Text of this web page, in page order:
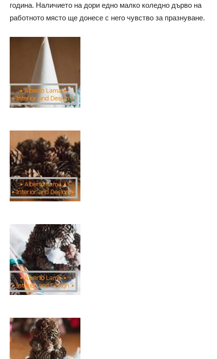
година. Наличието на дори едно малко коледно дърво на
работното място ще донесе с него чувство за празнуване.